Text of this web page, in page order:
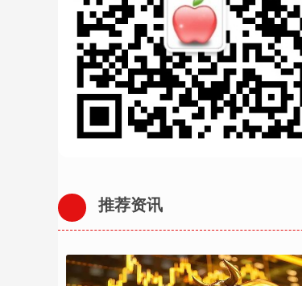
推荐资讯